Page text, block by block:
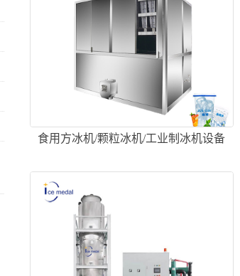
食用方冰机/颗粒冰机/工业制冰机设备